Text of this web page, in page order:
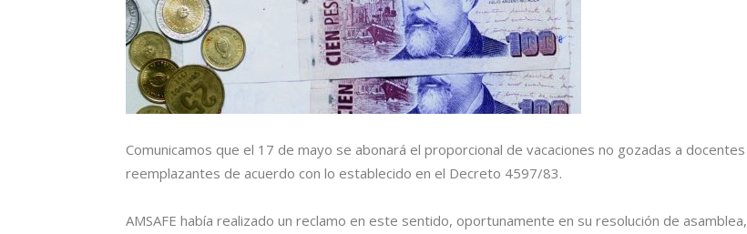
Comunicamos que el 17 de mayo se abonará el proporcional de vacaciones no gozadas a docentes
reemplazantes de acuerdo con lo establecido en el Decreto 4597/83.
AMSAFE había realizado un reclamo en este sentido, oportunamente en su resolución de asamblea,